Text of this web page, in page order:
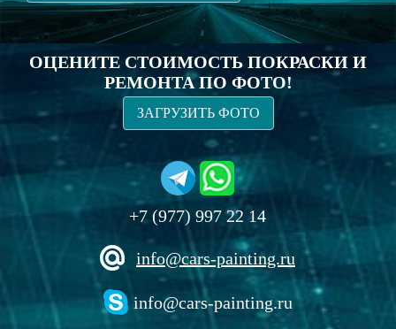
ОЦЕНИТЕ СТОИМОСТЬ ПОКРАСКИ И
РЕМОНТА ПО ФОТО!
ЗАГРУЗИТЬ ФОТО
+7 (977) 997 22 14
info@cars-painting.ru
info@cars-painting.ru